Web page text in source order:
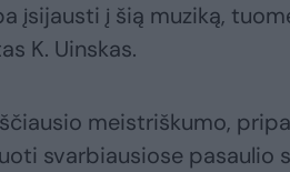
įsijausti į šią muziką,
K. Uinskas.
meistriškumo,
svarbiausiose pasaulio